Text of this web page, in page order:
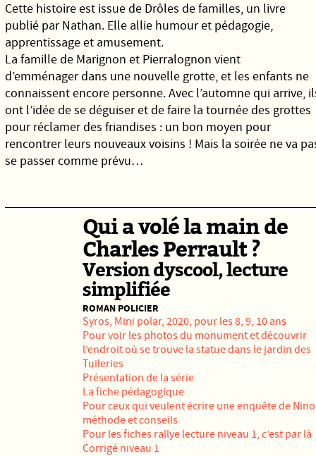
Cette histoire est issue de Drôles de familles, un livre
publié par Nathan. Elle allie humour et pédagogie,
apprentissage et amusement.
La famille de Marignon et Pierralognon vient
d’emménager dans une nouvelle grotte, et les enfants ne
connaissent encore personne. Avec l’automne qui arrive,
ont l’idée de se déguiser et de faire la tournée des grottes
pour réclamer des friandises : un bon moyen pour
rencontrer leurs nouveaux voisins ! Mais la soirée ne va
se passer comme prévu…
Qui a volé la main de
Charles Perrault ?
Version dyscool, lecture
simplifiée
ROMAN POLICIER
Syros, Mini polar, 2020, pour les 8, 9, 10 ans
Pour voir les photos du monument et découvrir
l’endroit où se trouve la statue dans le jardin des
Tuileries
Présentation de la série
La fiche pédagogique
Pour ceux qui veulent écrire une enquête de
méthode et conseils
Pour les fiches rallye lecture niveau 1, c’est par là
Corrigé niveau 1